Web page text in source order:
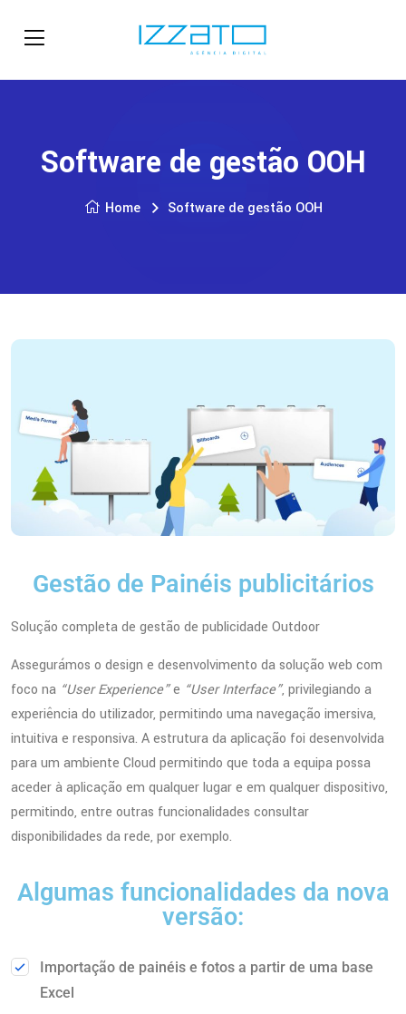
Software de gestão OOH
Home Software de gestão OOH
Gestão de Painéis publicitários
Solução completa de gestão de publicidade Outdoor
Assegurámos o design e desenvolvimento da solução web com
foco na “User Experience”e “User Interface”, privilegiando a
experiência do utilizador, permitindo uma navegação imersiva,
intuitiva e responsiva. A estrutura da aplicação foi desenvolvida
para um ambiente Cloud permitindo que toda a equipa possa
aceder à aplicação em qualquer lugar e em qualquer dispositivo,
permitindo, entre outras funcionalidades consultar
disponibilidades da rede, por exemplo.
Algumas funcionalidades da nova
versão:
Importação de painéis e fotos a partir de uma base
Excel